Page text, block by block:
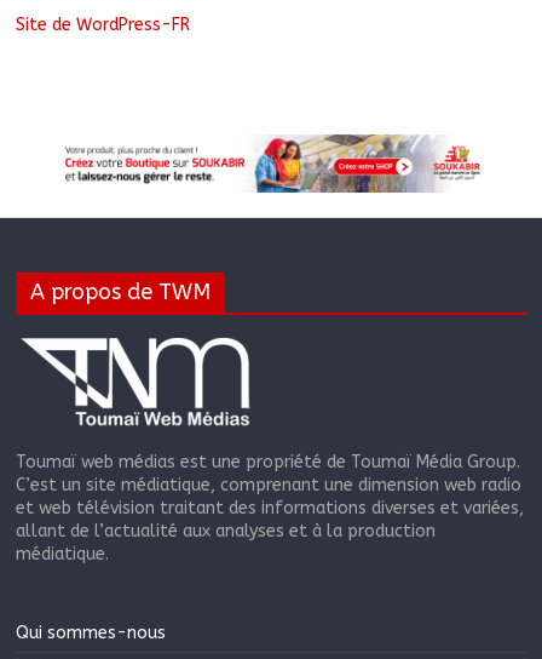
Site de WordPress-FR
A propos de TWM
Toumaï web médias est une propriété de Toumaï Média Group.
C’est un site médiatique, comprenant une dimension web radio
et web télévision traitant des informations diverses et variées,
allant de l’actualité aux analyses et à la production
médiatique.
Qui sommes-nous